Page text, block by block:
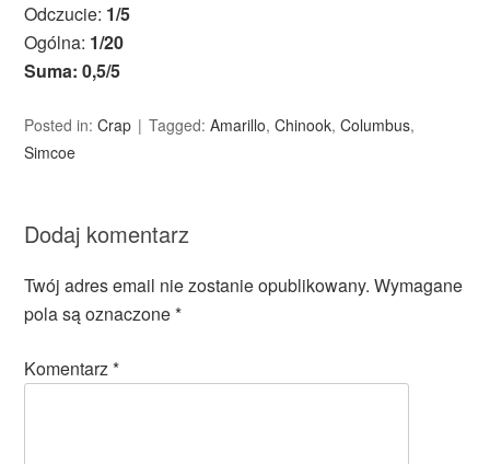
Odczucie: 1/5
Ogólna: 1/20
Suma: 0,5/5
Posted in:Crap Tagged:Amarillo,Chinook,Columbus,
Simcoe
Dodaj komentarz
Twój adres email nie zostanie opublikowany. Wymagane
pola są oznaczone*
Komentarz*